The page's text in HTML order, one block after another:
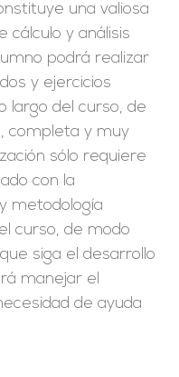
una valiosa
cálculo y análisis
podrá realizar
y ejercicios
largo del curso, de
completa y muy
sólo requiere
con la
metodología
curso, de modo
siga el desarrollo
manejar el
de ayuda